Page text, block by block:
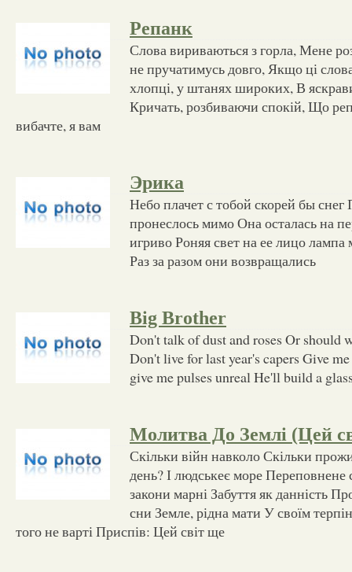
Репанк
Слова вириваються з горла, Мене
не пручатимусь довго, Якщо ці
хлопці, у штанях широких, В
Кричать, розбиваючи спокій, Що
вибачте, я вам
Эрика
Небо плачет с тобой скорей бы снег
пронеслось мимо Она осталась на
игриво Роняя свет на ее лицо лампа
Раз за разом они возвращались
Big Brother
Don't talk of dust and roses Or should
Don't live for last year's capers Give
give me pulses unreal He'll build a
Молитва До Землі (Цей
Скільки війн навколо Скільки
день? І людськеє море Переповнене
закони марні Забуття як данність
сни Земле, рідна мати У своїм
того не варті Приспів: Цей світ ще